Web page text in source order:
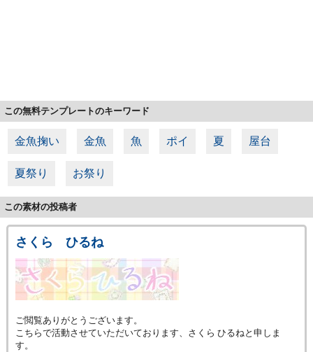
この無料テンプレートのキーワード
金魚掬い 金魚 魚 ポイ 夏 屋台
夏祭り お祭り
この素材の投稿者
さくら ひるね
ご閲覧ありがとうございます。
こちらで活動させていただいております、さくら ひるねと申しま
す。